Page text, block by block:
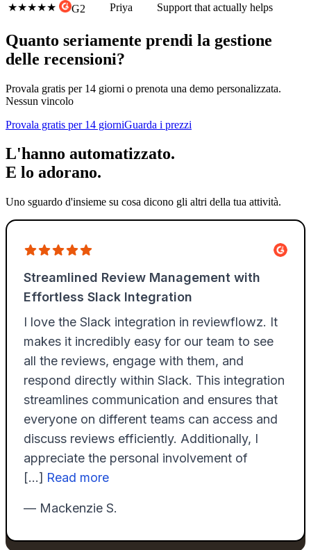
★★★★★
G2 Priya Support that actually helps
Quanto seriamente prendi la gestione
delle recensioni?
Provala gratis per 14 giorni o prenota una demo personalizzata.
Nessun vincolo
Provala gratis per 14 giorniGuarda i prezzi
L'hanno automatizzato.
E lo adorano.
Uno sguardo d'insieme su cosa dicono gli altri della tua attività.